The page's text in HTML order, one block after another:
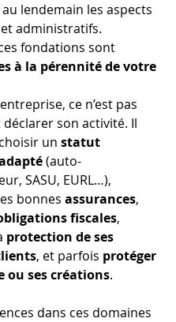
lendemain les aspects
administratifs.
fondations sont
à la pérennité de votre
ce n’est pas
son activité. Il
un statut
(auto-
SASU, EURL…),
bonnes assurances,
fiscales,
protection de ses
, et parfois protéger
ou ses créations.
dans ces domaines